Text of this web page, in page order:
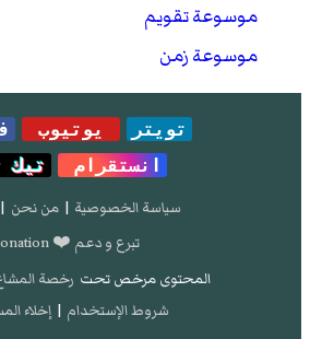
موسوعة تقويم
موسوعة زمن
تويتر يوتيوب
انستقرام
تيك
سياسة الخصوصية | من نحن |
تبرع و دعم ❤️ donation
المحتوى مرخص تحت رخصة المشاع
شروط الإستخدام | إخلاء